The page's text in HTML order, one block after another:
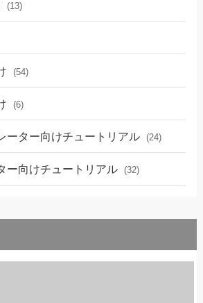
(13)
(54)
(6)
ーター向けチュートリアル (24)
ー向けチュートリアル (32)